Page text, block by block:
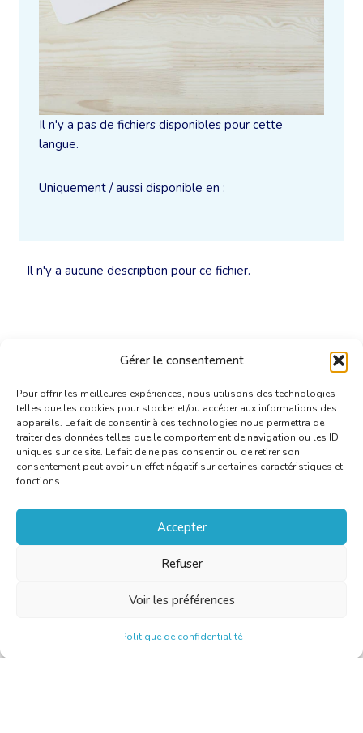
Gérer le consentement
Pour offrir les meilleures expériences, nous utilisons des technologies
telles que les cookies pour stocker et/ou accéder aux informations des
appareils. Le fait de consentir à ces technologies nous permettra de
traiter des données telles que le comportement de navigation ou les ID
uniques sur ce site. Le fait de ne pas consentir ou de retirer son
consentement peut avoir un effet négatif sur certaines caractéristiques et
fonctions.
Accepter
Refuser
Voir les préférences
Politique de confidentialité
Il n'y a aucune description pour ce fichier.
Il n'y a pas de fichiers disponibles pour cette
langue.
Uniquement / aussi disponible en :